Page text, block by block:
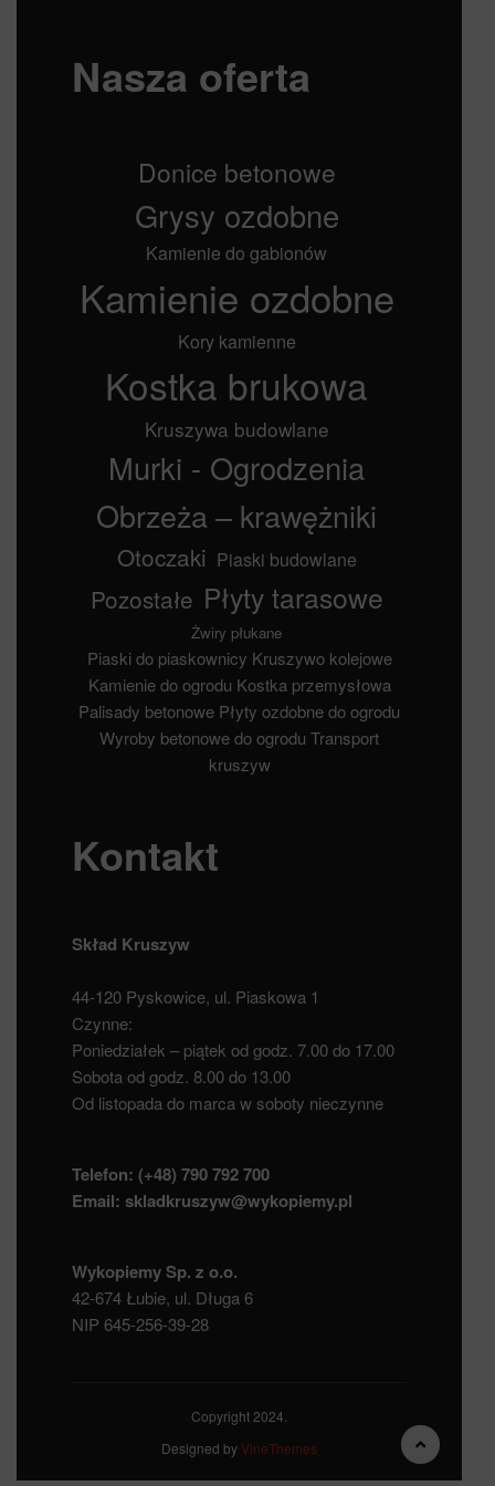
Nasza oferta
Donice betonowe
Grysy ozdobne
Kamienie do gabionów
Kamienie ozdobne
Kory kamienne
Kostka brukowa
Kruszywa budowlane
Murki - Ogrodzenia
Obrzeża – krawężniki
Otoczaki Piaski budowlane
Pozostałe Płyty tarasowe
Żwiry płukane
Piaski do piaskownicy Kruszywo kolejowe
Kamienie do ogrodu Kostka przemysłowa
Palisady betonowe Płyty ozdobne do ogrodu
Wyroby betonowe do ogrodu Transport
kruszyw
Kontakt
Skład Kruszyw
44-120 Pyskowice, ul. Piaskowa 1
Czynne:
Poniedziałek – piątek od godz. 7.00 do 17.00
Sobota od godz. 8.00 do 13.00
Od listopada do marca w soboty nieczynne
Telefon: (+48) 790 792 700
Email: skladkruszyw@wykopiemy.pl
Wykopiemy Sp. z o.o.
42-674 Łubie, ul. Długa 6
NIP 645-256-39-28
Copyright 2024.
Designed byVineThemes